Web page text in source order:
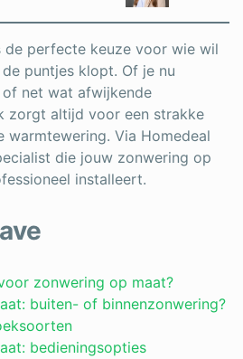
de perfecte keuze voor wie wil
puntjes klopt. Of je nu
net wat afwijkende
zorgt altijd voor een strakke
warmtewering. Via Homedeal
die jouw zonwering op
installeert.
zonwering op maat?
buiten- of binnenzonwering?
bedieningsopties